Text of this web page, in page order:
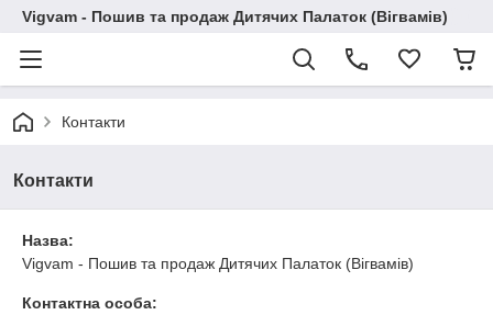
Vigvam - Пошив та продаж Дитячих Палаток (Вігвамів)
Контакти
Контакти
Назва:
Vigvam - Пошив та продаж Дитячих Палаток (Вігвамів)
Контактна особа: